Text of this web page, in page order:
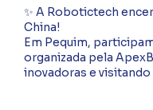
✨ A Robotictech
China!
Em Pequim,
organizada pela
inovadoras e